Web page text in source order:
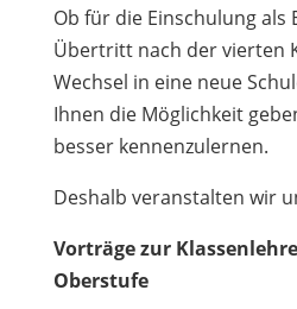
Ob für die Einschulung als
Übertritt nach der vierten
Wechsel in eine neue
Ihnen die Möglichkeit
besser kennenzulernen.
Deshalb veranstalten wir
Vorträge zur
Oberstufe